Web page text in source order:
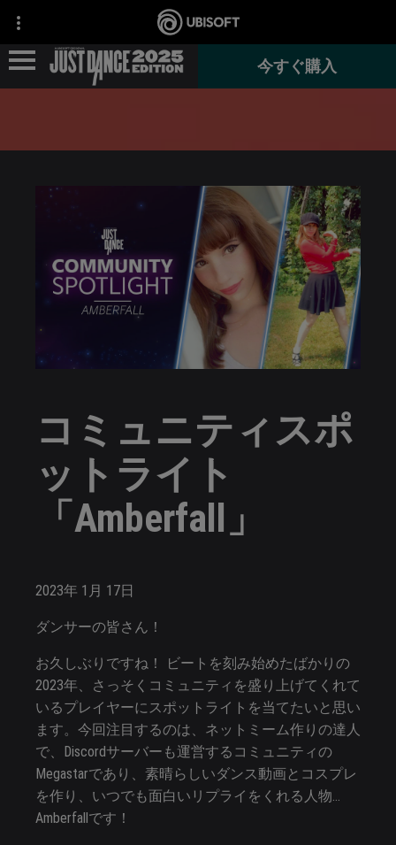
ゲーム情報
JUST DANCE+
『JUST DANCE VR』
今すぐ購入
2023年 1月 17日
コミュニティスポ
ットライト
「Amberfall」
ダンサーの皆さん！
お久しぶりですね！ ビートを刻み始めたばかりの
2023年、さっそくコミュニティを盛り上げてくれて
いるプレイヤーにスポットライトを当てたいと思い
ます。今回注目するのは、ネットミーム作りの達人
で、Discordサーバーも運営するコミュニティの
Megastarであり、素晴らしいダンス動画とコスプレ
を作り、いつでも面白いリプライをくれる人物…
Amberfallです！